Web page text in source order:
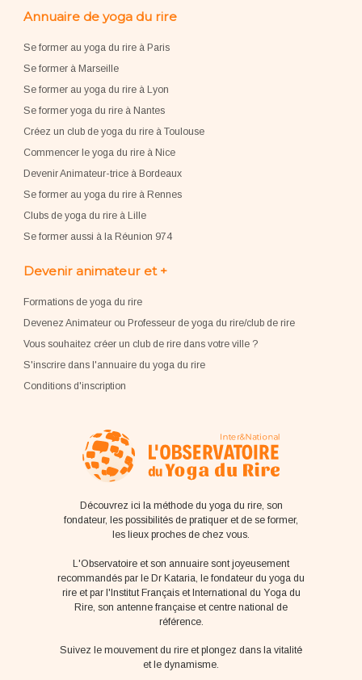
Annuaire de yoga du rire
Se former au yoga du rire à Paris
Se former à Marseille
Se former au yoga du rire à Lyon
Se former yoga du rire à Nantes
Créez un club de yoga du rire à Toulouse
Commencer le yoga du rire à Nice
Devenir Animateur-trice à Bordeaux
Se former au yoga du rire à Rennes
Clubs de yoga du rire à Lille
Se former aussi à la Réunion 974
Devenir animateur et +
Formations de yoga du rire
Devenez Animateur ou Professeur de yoga du rire/club de rire
Vous souhaitez créer un club de rire dans votre ville ?
S'inscrire dans l'annuaire du yoga du rire
Conditions d'inscription
Découvrez ici la méthode du yoga du rire, son
fondateur, les possibilités de pratiquer et de se former,
les lieux proches de chez vous.
L'Observatoire et son annuaire sont joyeusement
recommandés par le Dr Kataria, le fondateur du yoga du
rire et par l'Institut Français et International du Yoga du
Rire, son antenne française et centre national de
référence.
Suivez le mouvement du rire et plongez dans la vitalité
et le dynamisme.